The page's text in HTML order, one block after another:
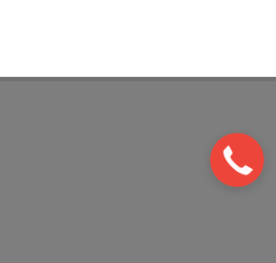
Закажите
звонок